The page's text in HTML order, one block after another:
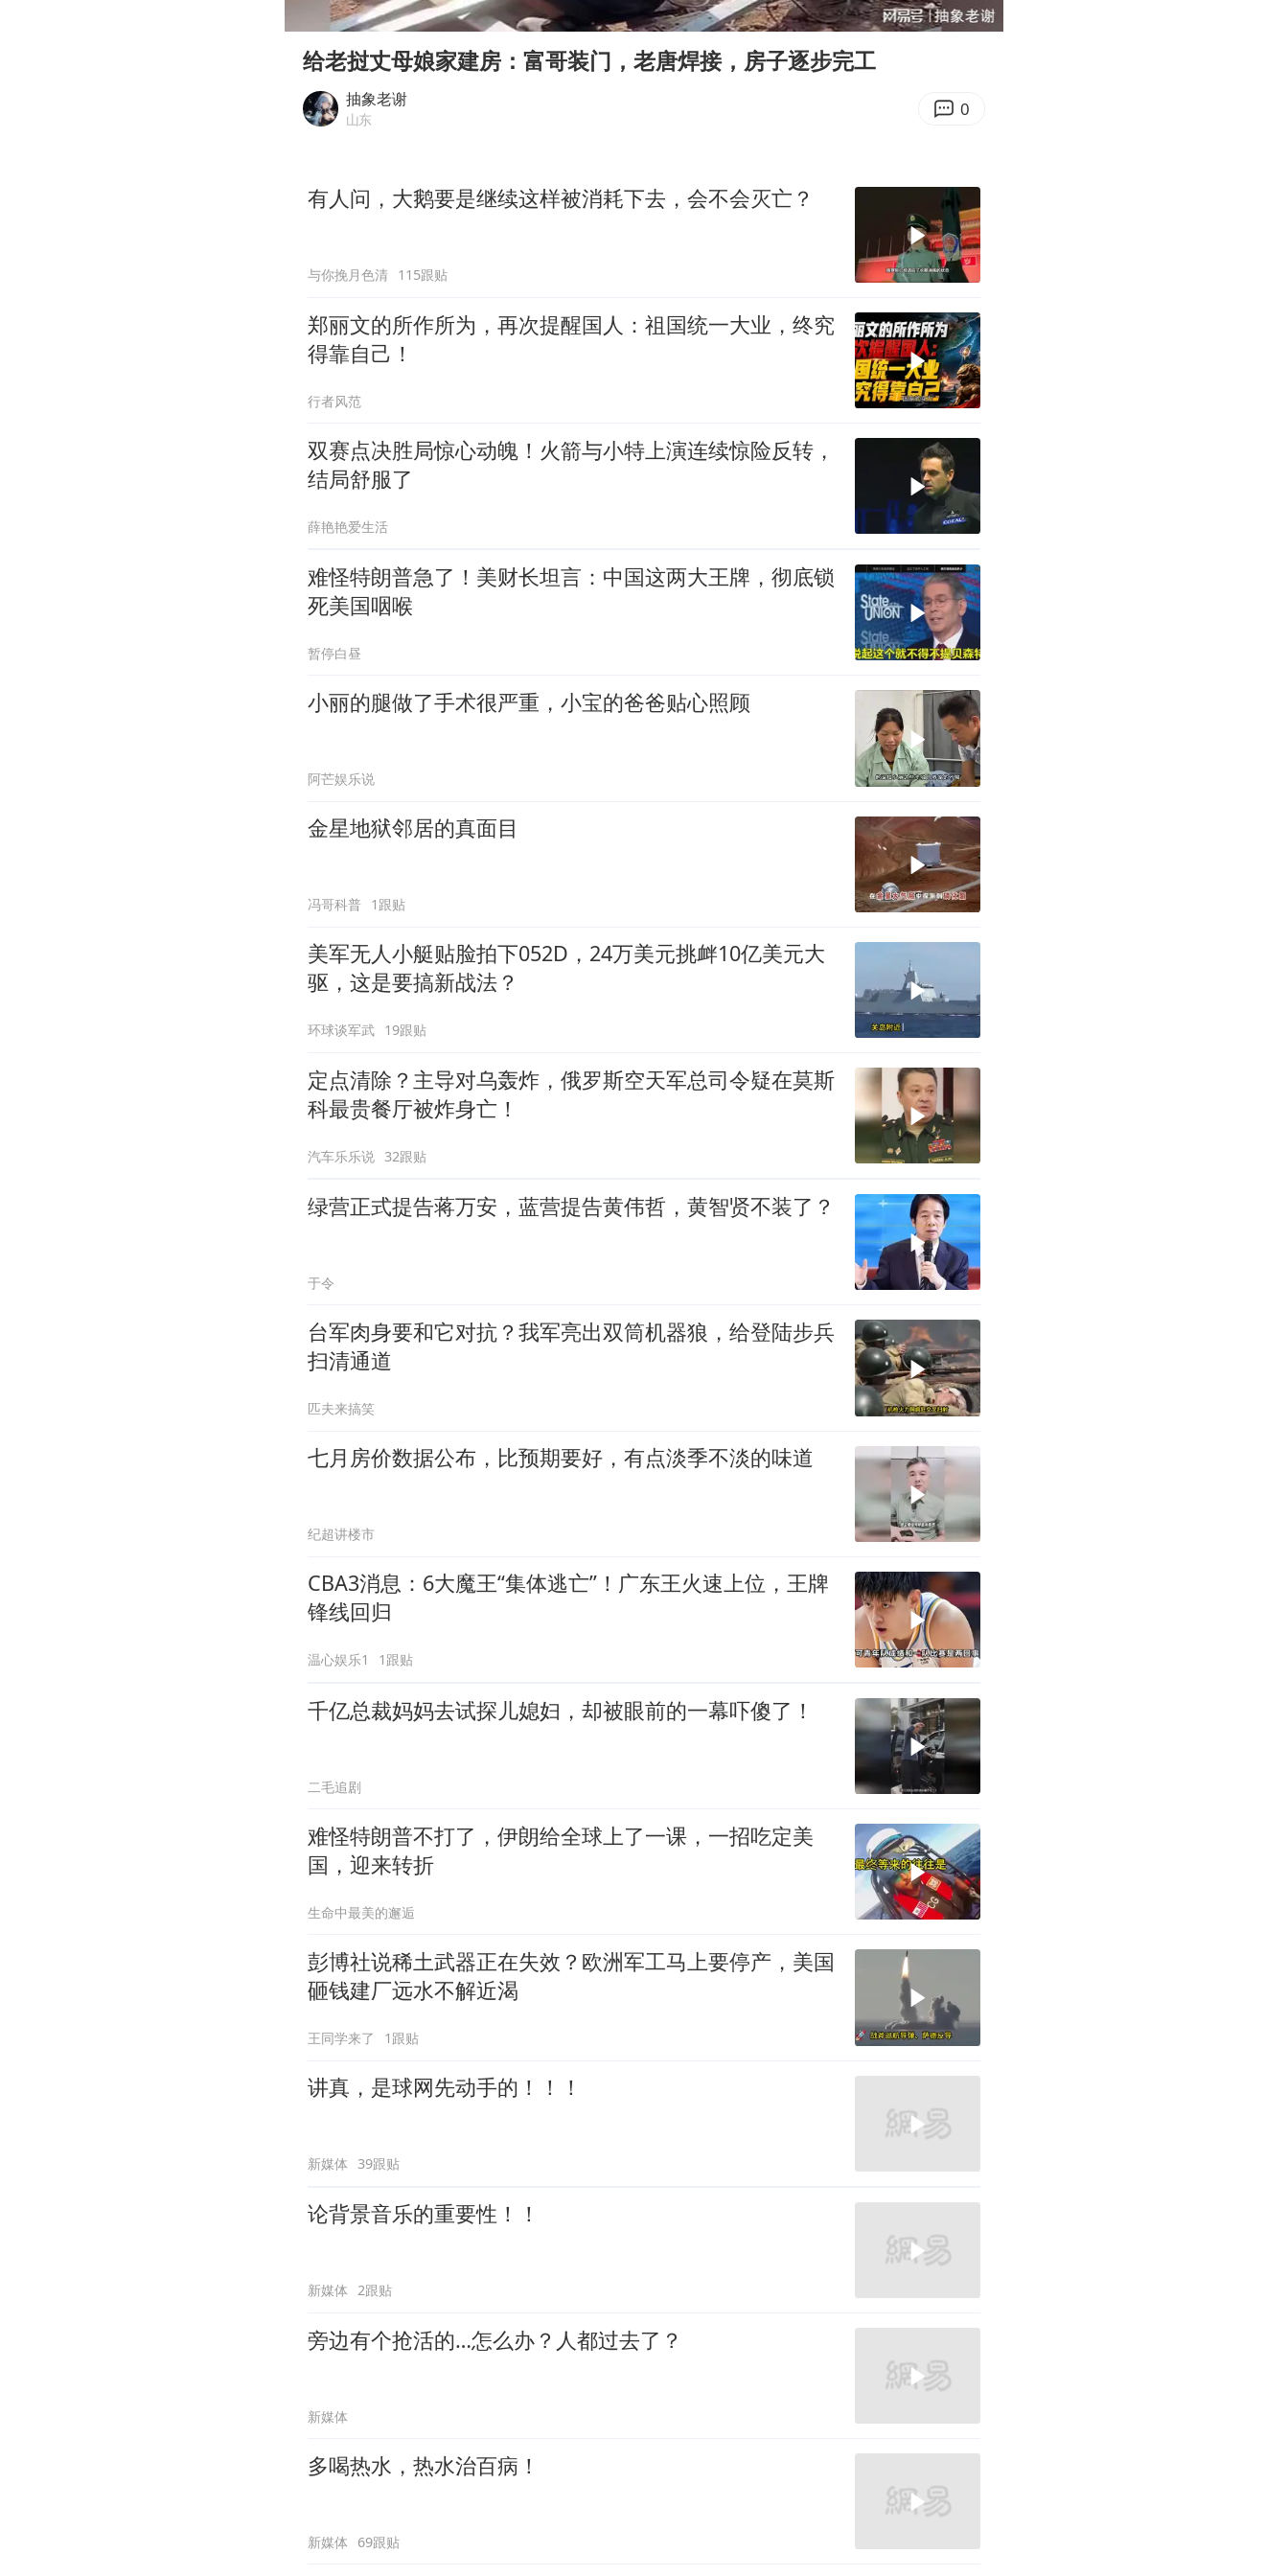
台风白海豚最新路径研判来了
OpenAI为免费用户升级GPT-5.6 Luna
“深圳地面沉降致车辆损坏”不实
Play
00:00 18:54
Enter
给老挝丈母娘家建房：富哥装门，老唐焊接，房子逐步完工
抽象老谢
山东 0
有人问，大鹅要是继续这样被消耗下去，会不会灭亡？
与你挽月色清 115跟贴
郑丽文的所作所为，再次提醒国人：祖国统一大业，终究
得靠自己！
行者风范
双赛点决胜局惊心动魄！火箭与小特上演连续惊险反转，
结局舒服了
薛艳艳爱生活
难怪特朗普急了！美财长坦言：中国这两大王牌，彻底锁
死美国咽喉
暂停白昼
小丽的腿做了手术很严重，小宝的爸爸贴心照顾
阿芒娱乐说
金星地狱邻居的真面目
冯哥科普 1跟贴
美军无人小艇贴脸拍下052D，24万美元挑衅10亿美元大
驱，这是要搞新战法？
环球谈军武 19跟贴
定点清除？主导对乌轰炸，俄罗斯空天军总司令疑在莫斯
科最贵餐厅被炸身亡！
汽车乐乐说 32跟贴
绿营正式提告蒋万安，蓝营提告黄伟哲，黄智贤不装了？
于令
台军肉身要和它对抗？我军亮出双筒机器狼，给登陆步兵
扫清通道
匹夫来搞笑
七月房价数据公布，比预期要好，有点淡季不淡的味道
纪超讲楼市
CBA3消息：6大魔王“集体逃亡”！广东王火速上位，王牌
锋线回归
温心娱乐1 1跟贴
千亿总裁妈妈去试探儿媳妇，却被眼前的一幕吓傻了！
二毛追剧
难怪特朗普不打了，伊朗给全球上了一课，一招吃定美
国，迎来转折
生命中最美的邂逅
彭博社说稀土武器正在失效？欧洲军工马上要停产，美国
砸钱建厂远水不解近渴
王同学来了 1跟贴
讲真，是球网先动手的！！！
新媒体 39跟贴
论背景音乐的重要性！！
新媒体 2跟贴
旁边有个抢活的…怎么办？人都过去了？
新媒体
多喝热水，热水治百病！
新媒体 69跟贴